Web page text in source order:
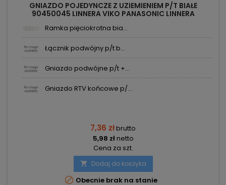
GNIAZDO POJEDYNCZE Z UZIEMIENIEM P/T BIAŁE
90450045 LINNERA VIKO PANASONIC LINNERA
Ramka pięciokrotna bia...
Łącznik podwójny p/t b...
Gniazdo podwójne p/t +...
Gniazdo RTV końcowe p/...
7,36 złbrutto
5,98 złnetto
Cena za szt.
 Dodaj do koszyka
 Obecnie brak na stanie